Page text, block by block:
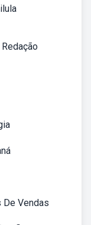
De Vendas